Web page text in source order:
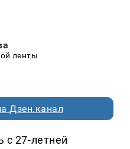
ленты
Дзен.канал
с 27-летней